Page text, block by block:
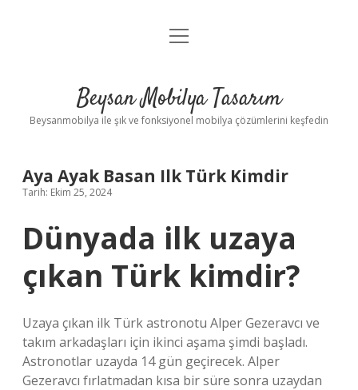
Anasayfa
Yasal Uyarı
menüyü
Beysan Mobilya Tasarım
Beysanmobilya ile şık ve fonksiyonel mobilya çözümlerini keşfedin
Aya Ayak Basan Ilk Türk Kimdir
Tarih: Ekim 25, 2024
Dünyada ilk uzaya
çıkan Türk kimdir?
Uzaya çıkan ilk Türk astronotu Alper Gezeravcı ve
takım arkadaşları için ikinci aşama şimdi başladı.
Astronotlar uzayda 14 gün geçirecek. Alper
Gezeravcı fırlatmadan kısa bir süre sonra uzaydan